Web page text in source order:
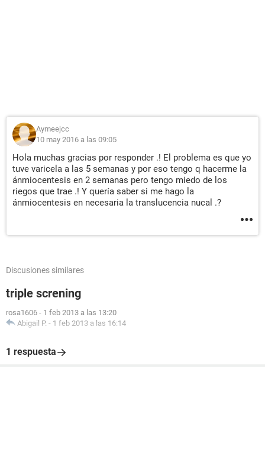
Aymeejcc
10 may 2016 a las 09:05
Hola muchas gracias por responder .! El problema es que yo
tuve varicela a las 5 semanas y por eso tengo q hacerme la
ánmiocentesis en 2 semanas pero tengo miedo de los
riegos que trae .! Y quería saber si me hago la
ánmiocentesis en necesaria la translucencia nucal .?
Discusiones similares
triple screning
rosa1606 - 1 feb 2013 a las 13:20
Abigail P. - 1 feb 2013 a las 16:14
1 respuesta